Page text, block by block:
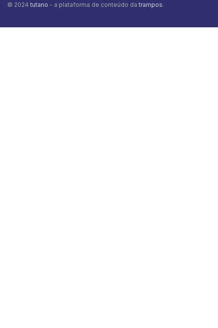
© 2024 tutano - a plataforma de conteúdo da trampos.